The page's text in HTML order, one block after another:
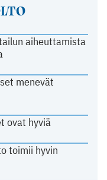
aiheuttamista
menevät
ovat hyviä
toimii hyvin